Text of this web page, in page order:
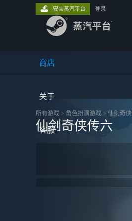
商店
关于
客服
安装蒸汽平台 登录
所有游戏 > 角色扮演‎游戏 > 仙剑奇
仙剑奇侠传六